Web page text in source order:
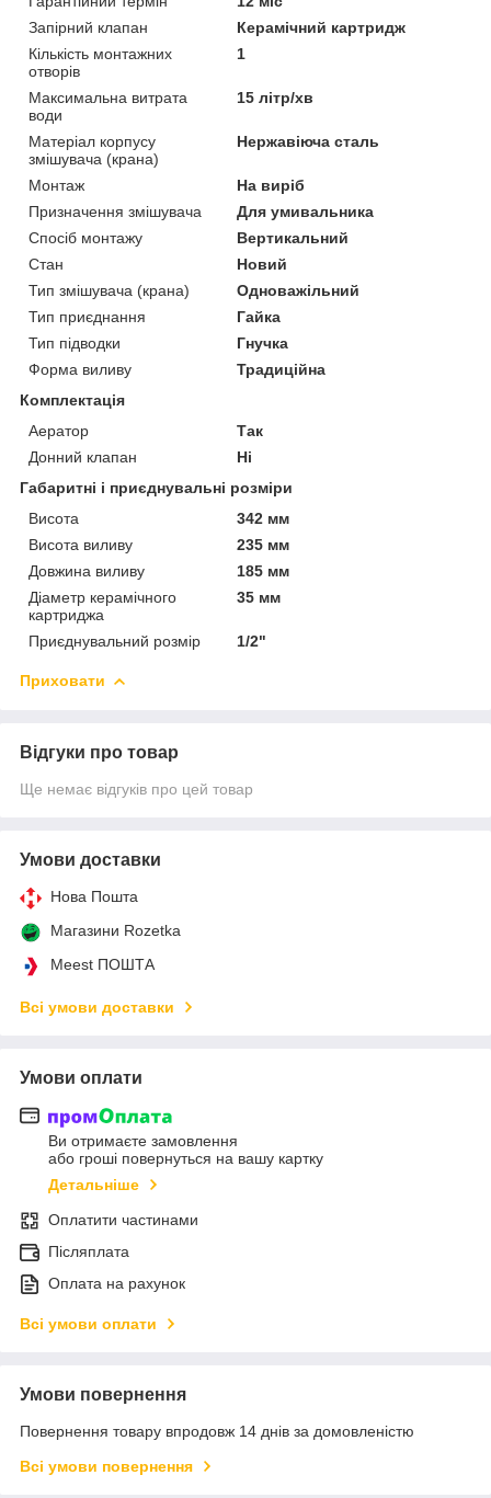
Запірний клапан
Керамічний картридж
Кількість монтажних
отворів
1
Максимальна витрата
води
15 літр/хв
Матеріал корпусу
змішувача (крана)
Нержавіюча сталь
Монтаж
На виріб
Призначення змішувача
Для умивальника
Спосіб монтажу
Вертикальний
Стан
Новий
Тип змішувача (крана)
Одноважільний
Тип приєднання
Гайка
Тип підводки
Гнучка
Форма виливу
Традиційна
Комплектація
Аератор
Так
Донний клапан
Ні
Габаритні і приєднувальні розміри
Висота
342 мм
Висота виливу
235 мм
Довжина виливу
185 мм
Діаметр керамічного
картриджа
35 мм
Приєднувальний розмір 1/2"
Приховати
Відгуки про товар
Ще немає відгуків про цей товар
Умови доставки
Нова Пошта
Магазини Rozetka
Meest ПОШТА
Всі умови доставки
Умови оплати
Ви отримаєте замовлення
або гроші повернуться на вашу картку
Детальніше
Оплатити частинами
Післяплата
Оплата на рахунок
Всі умови оплати
Умови повернення
Повернення товару впродовж 14 днів за домовленістю
Всі умови повернення